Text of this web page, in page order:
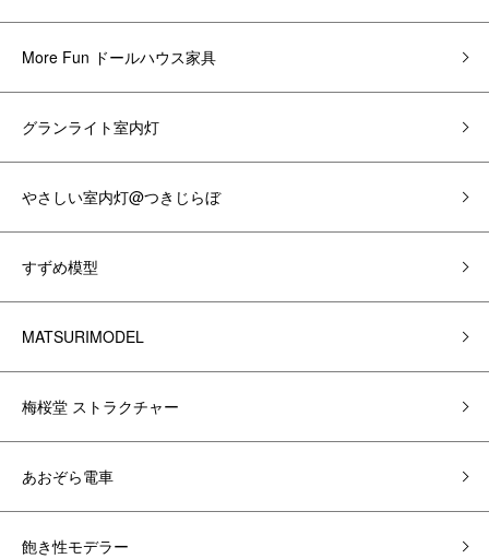
More Fun ドールハウス家具
グランライト室内灯
やさしい室内灯@つきじらぼ
すずめ模型
MATSURIMODEL
梅桜堂 ストラクチャー
あおぞら電車
飽き性モデラー